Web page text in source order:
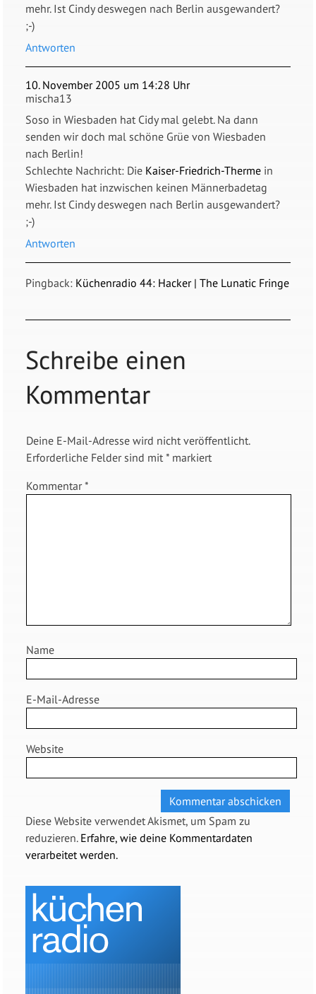
mehr. Ist Cindy deswegen nach Berlin ausgewandert?
;-)
Antworten
10. November 2005 um 14:28 Uhr
mischa13
Soso in Wiesbaden hat Cidy mal gelebt. Na dann
senden wir doch mal schöne Grüe von Wiesbaden
nach Berlin!
Schlechte Nachricht: Die Kaiser-Friedrich-Therme in
Wiesbaden hat inzwischen keinen Männerbadetag
mehr. Ist Cindy deswegen nach Berlin ausgewandert?
;-)
Antworten
Pingback: Küchenradio 44: Hacker | The Lunatic Fringe
Schreibe einen
Kommentar
Deine E-Mail-Adresse wird nicht veröffentlicht.
Erforderliche Felder sind mit *markiert
Kommentar*
Name
E-Mail-Adresse
Website
Diese Website verwendet Akismet, um Spam zu
reduzieren. Erfahre, wie deine Kommentardaten
verarbeitet werden.